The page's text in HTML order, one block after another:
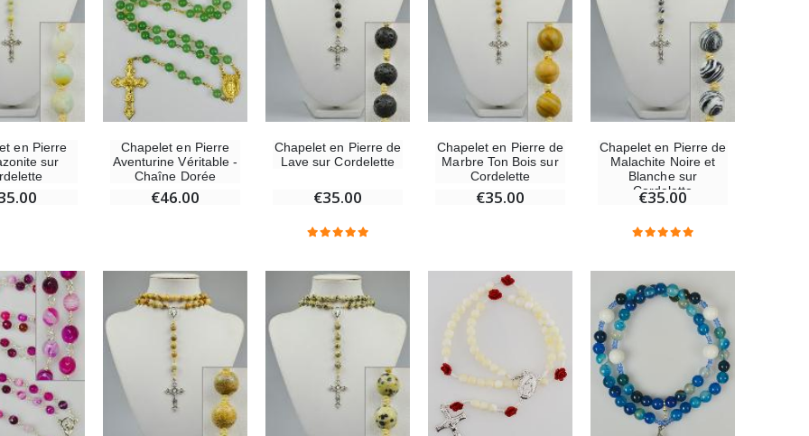
en Pierre
sur
Chapelet en Pierre
Aventurine Véritable -
Chaîne Dorée
€46.00
Chapelet en Pierre de
Lave sur Cordelette
€35.00
Chapelet en Pierre de
Marbre Ton Bois sur
Cordelette
€35.00
Chapelet en Pierre de
Malachite Noire et
Blanche sur
Cordelette
€35.00